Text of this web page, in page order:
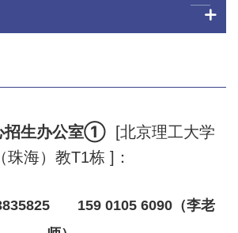
招生办公室① [北京理工大学
（珠海）教T1栋 ] ：
159 0105 6090（李老